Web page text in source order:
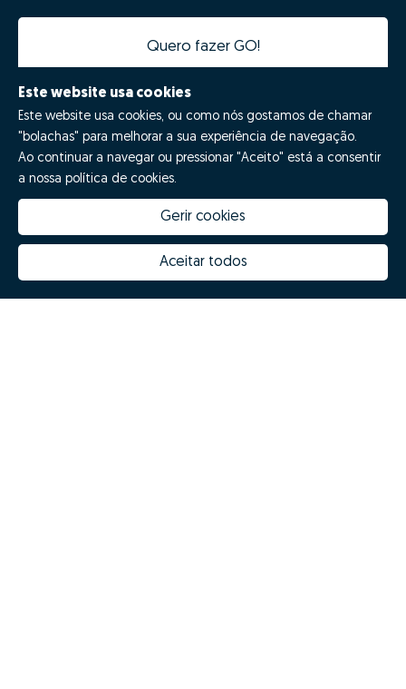
Quero fazer GO!
Porquê escolher a Zome
Prémios
Inovação Zome
Hubs Zome
Contactos
Este website usa cookies
Este website usa cookies, ou como nós gostamos de chamar
"bolachas" para melhorar a sua experiência de navegação.
Ao continuar a navegar ou pressionar "Aceito" está a consentir
a nossa política de cookies.
Gerir cookies
Aceitar todos